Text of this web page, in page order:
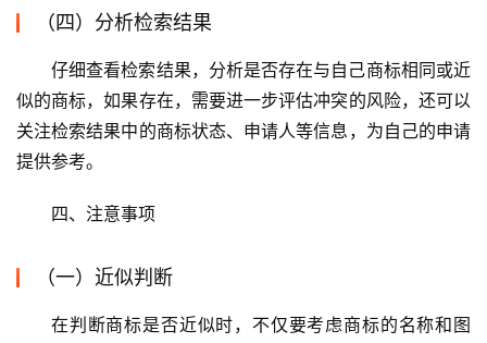
（四）分析检索结果
仔细查看检索结果，分析是否存在与自己商标相同或近
似的商标，如果存在，需要进一步评估冲突的风险，还可以
关注检索结果中的商标状态、申请人等信息，为自己的申请
提供参考。
四、注意事项
（一）近似判断
在判断商标是否近似时，不仅要考虑商标的名称和图